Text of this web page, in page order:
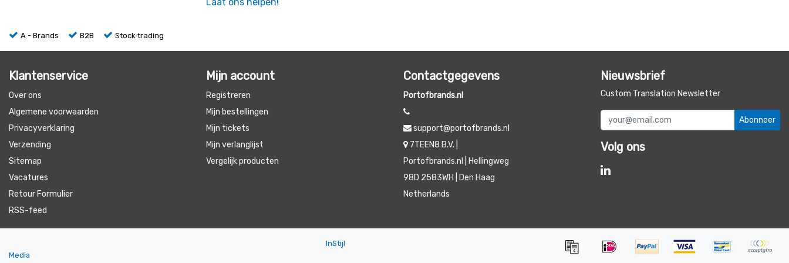
A - Brands B2B Stock trading
Klantenservice
Over ons
Algemene voorwaarden
Privacyverklaring
Verzending
Sitemap
Vacatures
Retour Formulier
RSS-feed
Mijn account
Registreren
Mijn bestellingen
Mijn tickets
Mijn verlanglijst
Vergelijk producten
Contactgegevens
Portofbrands.nl
support@portofbrands.nl
7TEEN8 B.V. |
Portofbrands.nl | Hellingweg
98D 2583WH | Den Haag
Netherlands
Nieuwsbrief
Custom Translation Newsletter
Abonneer
Volg ons
InStijl
Media